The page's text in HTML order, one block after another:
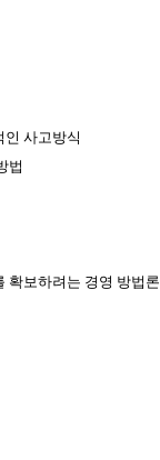
인 사고방식
법
확보하려는 경영 방법론